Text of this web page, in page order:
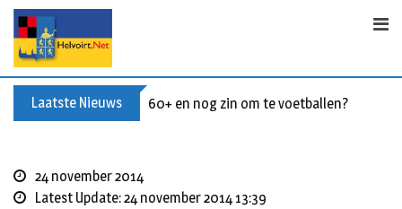
Skip
content
Laatste Nieuws 60+ en nog zin om te voetballen? Kom
24 november 2014
Latest Update: 24 november 2014 13:39